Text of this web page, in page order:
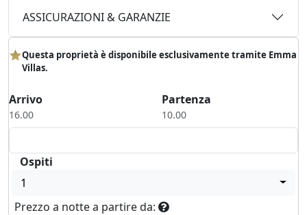
ASSICURAZIONI & GARANZIE
Questa proprietà è disponibile esclusivamente tramite Emma
Villas.
Arrivo
16.00
Partenza
10.00
Ospiti
1
Prezzo a notte a partire da: